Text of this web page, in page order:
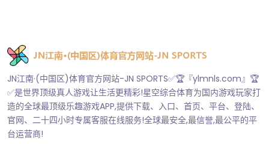
JN江南·(中国区)体育官方网站-JN SPORTS✅🏆『ylmnls.com』🏆
✅是世界顶级真人游戏让生活更精彩!星空综合体育为国内游戏玩家打
造的全球最顶级乐趣游戏APP,提供下载、入口、首页、平台、登陆、
官网、二十四小时专属客服在线服务!全球最安全,最信誉,最公平的平
台运营商!